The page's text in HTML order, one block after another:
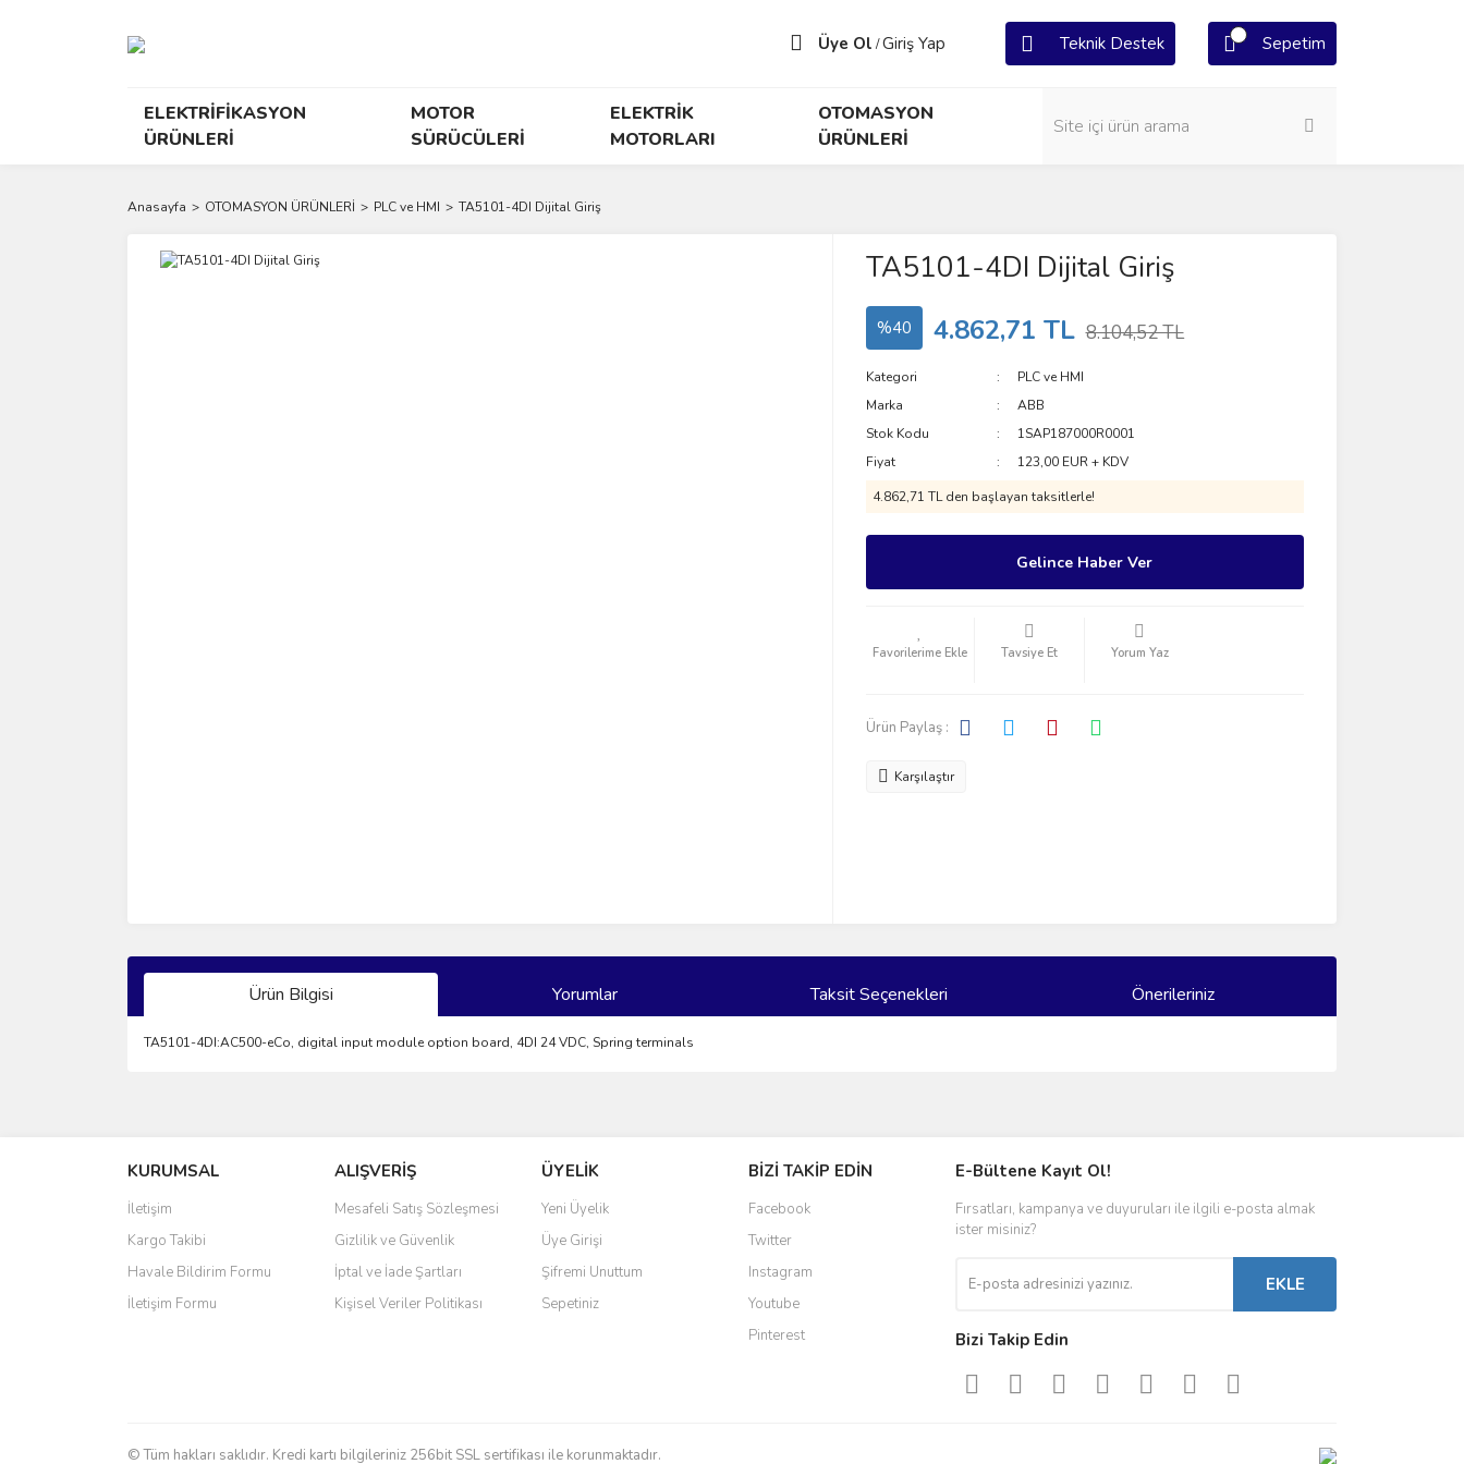
Üye Ol /Giriş Yap Teknik Destek Sepetim
ELEKTRİFİKASYON
ÜRÜNLERİ
MOTOR
SÜRÜCÜLERİ
ELEKTRİK
MOTORLARI
OTOMASYON
ÜRÜNLERİ
Anasayfa OTOMASYON ÜRÜNLERİ PLC ve HMI TA5101-4DI Dijital Giriş
TA5101-4DI Dijital Giriş
%40 4.862,71 TL 8.104,52 TL
Kategori
PLC ve HMI
Marka
ABB
Stok Kodu
1SAP187000R0001
Fiyat
123,00 EUR + KDV
4.862,71 TL den başlayan taksitlerle!
Gelince Haber Ver
Tavsiye Et Yorum Yaz
Ürün Paylaş :
Karşılaştır
Ürün Bilgisi Yorumlar Taksit Seçenekleri Önerileriniz
TA5101-4DI:AC500-eCo, digital input module option board, 4DI 24 VDC, Spring terminals
Ürün resmi kalitesiz, bozuk veya görüntülenemiyor.
Ürün açıklamasında eksik bilgiler bulunuyor.
Ürün bilgilerinde hatalar bulunuyor.
Ürün fiyatı diğer sitelerden daha pahalı.
Bu ürüne benzer farklı alternatifler olmalı.
KURUMSAL
İletişim
Kargo Takibi
Havale Bildirim Formu
İletişim Formu
ALIŞVERİŞ
Mesafeli Satış Sözleşmesi
Gizlilik ve Güvenlik
İptal ve İade Şartları
Kişisel Veriler Politikası
ÜYELİK
Yeni Üyelik
Üye Girişi
Şifremi Unuttum
Sepetiniz
BİZİ TAKİP EDİN
Facebook
Twitter
Instagram
Youtube
Pinterest
E-Bültene Kayıt Ol!
Fırsatları, kampanya ve duyuruları ile ilgili e-posta almak
ister misiniz?
EKLE
Bizi Takip Edin
© Tüm hakları saklıdır. Kredi kartı bilgileriniz 256bit SSL sertifikası ile korunmaktadır.